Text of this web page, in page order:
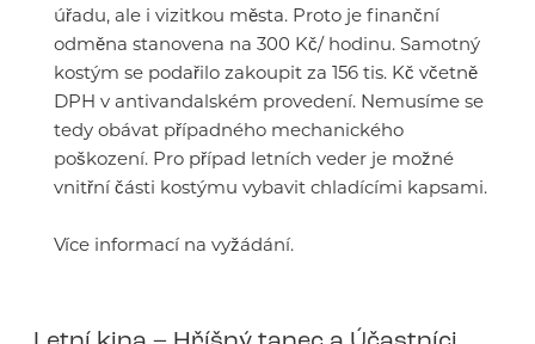
úřadu, ale i vizitkou města. Proto je finanční
odměna stanovena na 300 Kč/ hodinu. Samotný
kostým se podařilo zakoupit za 156 tis. Kč včetně
DPH v antivandalském provedení. Nemusíme se
tedy obávat případného mechanického
poškození. Pro případ letních veder je možné
vnitřní části kostýmu vybavit chladícími kapsami.
Více informací na vyžádání.